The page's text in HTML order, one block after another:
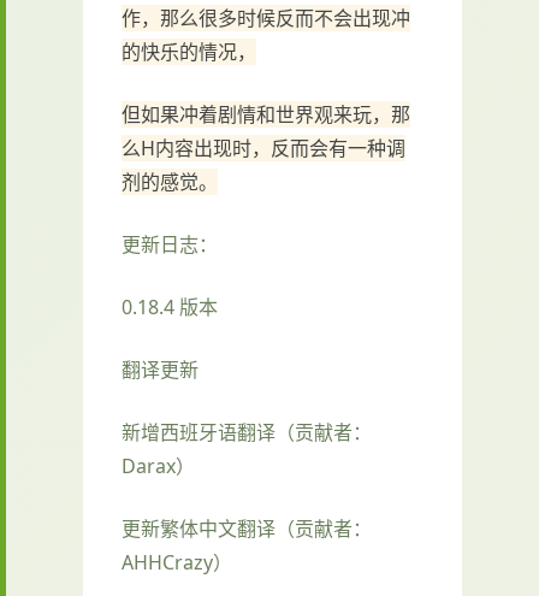
作，那么很多时候反而不会出现冲
的快乐的情况，
但如果冲着剧情和世界观来玩，那
么H内容出现时，反而会有一种调
剂的感觉。
更新日志：
0.18.4 版本
翻译更新
新增西班牙语翻译（贡献者：
Darax）
更新繁体中文翻译（贡献者：
AHHCrazy）